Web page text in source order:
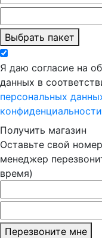
Выбрать пакет
Я даю согласие на
данных в
персональных
конфиденциальности
Получить магазин
Оставьте свой
менеджер
время)
Перезвоните мне